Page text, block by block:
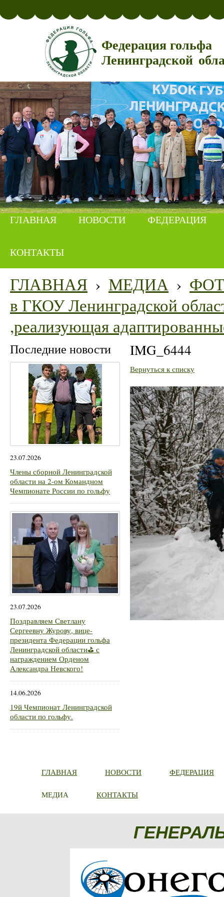
Федерация гольфа
Ленинградской
ГЛАВНАЯ НОВОСТИ ФЕДЕРАЦИЯ
КОНТАКТЫ
ГЛАВНАЯ › МЕДИА ›
в ГКОУ Ленинградской
,реализующая
Последние новости
23.07.2026
Члены сборной Ленинградской
области на 2-ом Командном
Чемпионате России по гольфу
23.07.2026
Поздравляем Светлану
Сергеевну Журову, вице-
президента Федерации гольфа
Ленинградской области⛳ с
награждением Орденом
Александра Невского!
14.06.2026
19й Чемпионат Ленинградской
области по гольфу.
IMG_6444
Вернуться к списку
ГЛАВНАЯ НОВОСТИ ФЕДЕРАЦИЯ
МЕДИА КОНТАКТЫ